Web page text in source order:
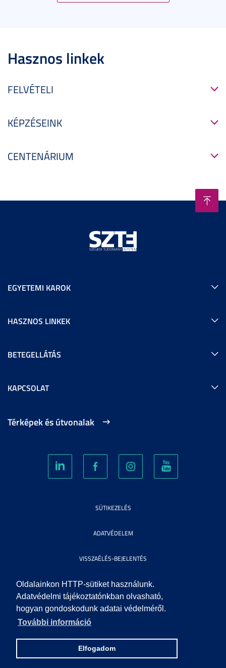
Oldalainkon HTTP-sütiket használunk.
Adatvédelmi tájékoztatónkban olvasható,
hogyan gondoskodunk adatai védelméről.
További információ
Elfogadom
Hasznos linkek
FELVÉTELI
KÉPZÉSEINK
CENTENÁRIUM
EGYETEMI KAROK
HASZNOS LINKEK
BETEGELLÁTÁS
KAPCSOLAT
Térképek és útvonalak
SÜTIKEZELÉS
ADATVÉDELEM
VISSZAÉLÉS-BEJELENTÉS
KÖZÉRDEKŰ ADATOK
IMPRESSZUM